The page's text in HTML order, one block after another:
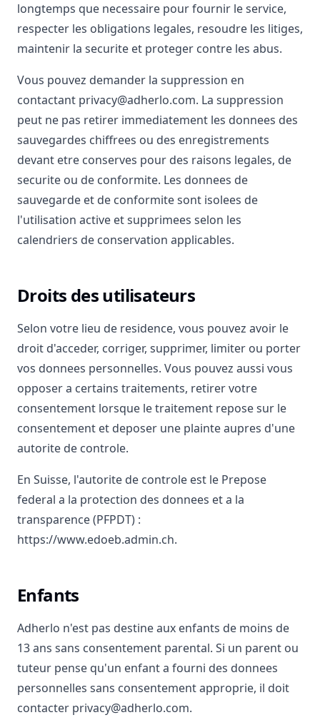
longtemps que necessaire pour fournir le service,
respecter les obligations legales, resoudre les litiges,
maintenir la securite et proteger contre les abus.
Vous pouvez demander la suppression en
contactant privacy@adherlo.com. La suppression
peut ne pas retirer immediatement les donnees des
sauvegardes chiffrees ou des enregistrements
devant etre conserves pour des raisons legales, de
securite ou de conformite. Les donnees de
sauvegarde et de conformite sont isolees de
l'utilisation active et supprimees selon les
calendriers de conservation applicables.
Droits des utilisateurs
Selon votre lieu de residence, vous pouvez avoir le
droit d'acceder, corriger, supprimer, limiter ou porter
vos donnees personnelles. Vous pouvez aussi vous
opposer a certains traitements, retirer votre
consentement lorsque le traitement repose sur le
consentement et deposer une plainte aupres d'une
autorite de controle.
En Suisse, l'autorite de controle est le Prepose
federal a la protection des donnees et a la
transparence (PFPDT) :
https://www.edoeb.admin.ch.
Enfants
Adherlo n'est pas destine aux enfants de moins de
13 ans sans consentement parental. Si un parent ou
tuteur pense qu'un enfant a fourni des donnees
personnelles sans consentement approprie, il doit
contacter privacy@adherlo.com.